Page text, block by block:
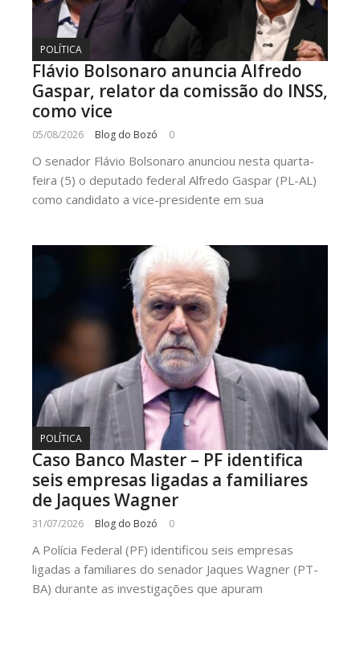
POLÍTICA
Flávio Bolsonaro anuncia Alfredo
Gaspar, relator da comissão do INSS,
como vice
05/08/2026 Blog do Bozó 0
O senador Flávio Bolsonaro anunciou nesta quarta-
feira (5) o deputado federal Alfredo Gaspar (PL-AL)
como candidato a vice-presidente em sua
POLÍTICA
Caso Banco Master – PF identifica
seis empresas ligadas a familiares
de Jaques Wagner
31/07/2026 Blog do Bozó 0
A Polícia Federal (PF) identificou seis empresas
ligadas a familiares do senador Jaques Wagner (PT-
BA) durante as investigações que apuram